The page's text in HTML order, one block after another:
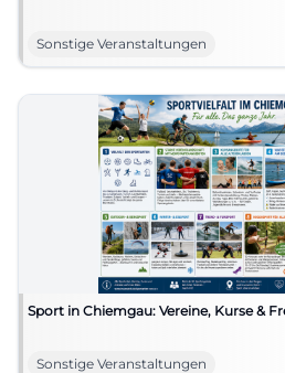
Sonstige Veranstaltungen
Sport in Chiemgau: Vereine, Kurse &
Sonstige Veranstaltungen